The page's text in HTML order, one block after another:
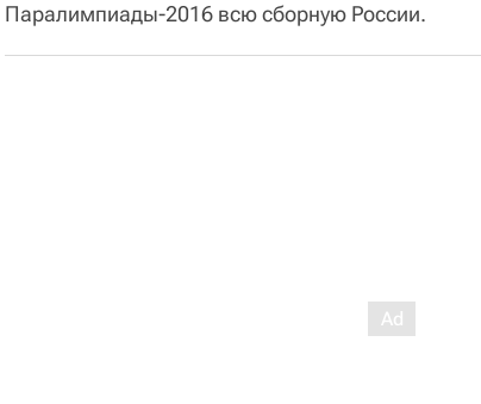
Паралимпиады-2016 всю сборную России.